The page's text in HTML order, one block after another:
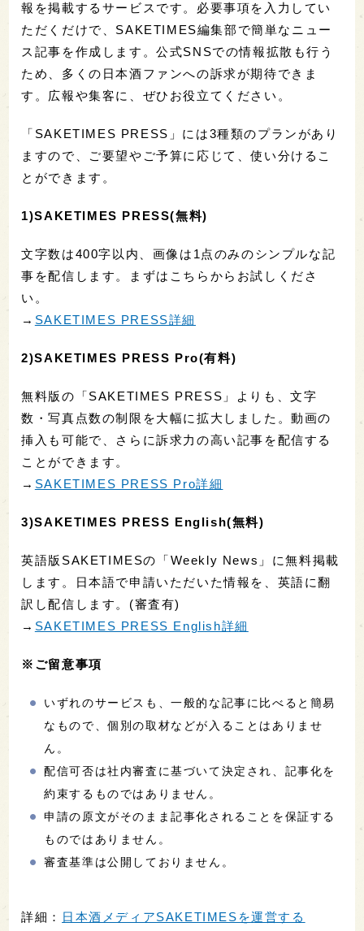
報を掲載するサービスです。必要事項を入力してい
ただくだけで、SAKETIMES編集部で簡単なニュー
ス記事を作成します。公式SNSでの情報拡散も行う
ため、多くの日本酒ファンへの訴求が期待できま
す。広報や集客に、ぜひお役立てください。
「SAKETIMES PRESS」には3種類のプランがあり
ますので、ご要望やご予算に応じて、使い分けるこ
とができます。
1)SAKETIMES PRESS(無料)
文字数は400字以内、画像は1点のみのシンプルな記
事を配信します。まずはこちらからお試しくださ
い。
→ SAKETIMES PRESS詳細
2)SAKETIMES PRESS Pro(有料)
無料版の「SAKETIMES PRESS」よりも、文字
数・写真点数の制限を大幅に拡大しました。動画の
挿入も可能で、さらに訴求力の高い記事を配信する
ことができます。
→ SAKETIMES PRESS Pro詳細
3)SAKETIMES PRESS English(無料)
英語版SAKETIMESの「Weekly News」に無料掲載
します。日本語で申請いただいた情報を、英語に翻
訳し配信します。(審査有)
→ SAKETIMES PRESS English詳細
※ご留意事項
いずれのサービスも、一般的な記事に比べると簡易
なもので、個別の取材などが入ることはありませ
ん。
配信可否は社内審査に基づいて決定され、記事化を
約束するものではありません。
申請の原文がそのまま記事化されることを保証する
ものではありません。
審査基準は公開しておりません。
詳細：
日本酒メディアSAKETIMESを運営する